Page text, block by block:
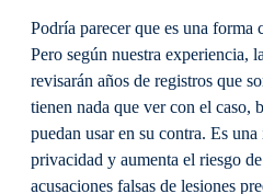
Podría parecer que es una forma
Pero según nuestra experiencia,
revisarán años de registros que
tienen nada que ver con el caso,
puedan usar en su contra. Es
privacidad y aumenta el riesgo
acusaciones falsas de lesiones